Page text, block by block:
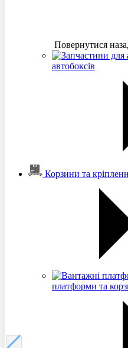
Повернутися
автобоксів
Корзини та
платформи та